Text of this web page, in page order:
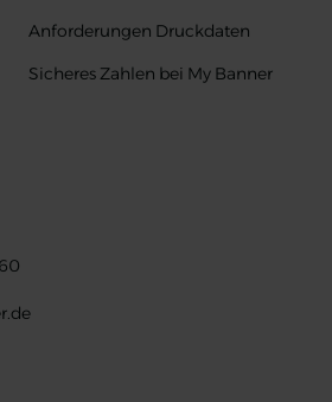
Anforderungen Druckdaten
Sicheres Zahlen bei My Banner